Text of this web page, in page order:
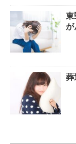
東
が
葬